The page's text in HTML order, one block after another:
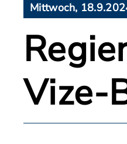
Mittwoch,
Vize-